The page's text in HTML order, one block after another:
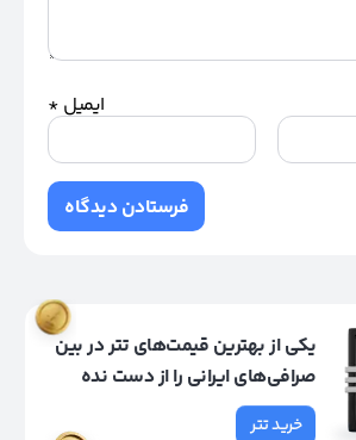
ایمیل *
یکی از بهترین قیمت‌های تتر در بین
صرافی‌های ایرانی را از دست نده
خرید تتر